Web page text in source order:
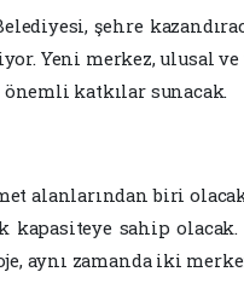
şehre
Yeni merkez, ulusal
katkılar sunacak.
alanlarından biri
sahip olacak.
aynı zamanda iki